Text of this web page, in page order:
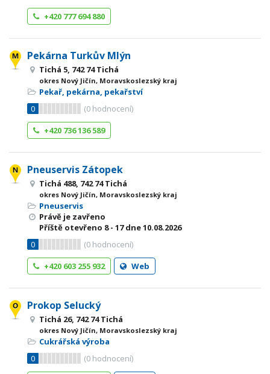
+420 777 694 880
Pekárna Turkův Mlýn
Tichá 5, 742 74 Tichá
okres Nový Jičín, Moravskoslezský kraj
Pekař, pekárna, pekařství
0
(0 hodnocení)
+420 736 136 589
Pneuservis Zátopek
Tichá 488, 742 74 Tichá
okres Nový Jičín, Moravskoslezský kraj
Pneuservis
Právě je zavřeno
Příště otevřeno 8 - 17dne 10.08.2026
0
(0 hodnocení)
+420 603 255 932
Web
Prokop Selucký
Tichá 26, 742 74 Tichá
okres Nový Jičín, Moravskoslezský kraj
Cukrářská výroba
0
(0 hodnocení)